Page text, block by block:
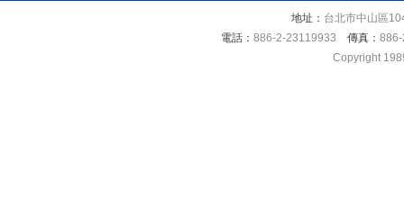
地址： 台北市中山區
電話： 886-2-23119933 傳真：
Copyright